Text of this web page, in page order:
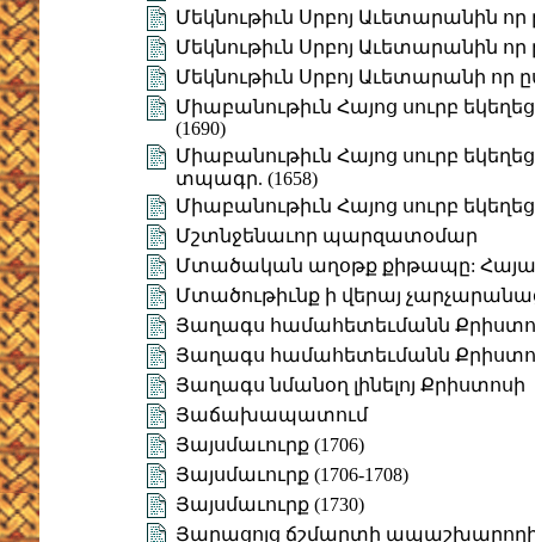
Մեկնութիւն Սրբոյ Աւետարանին որ
Մեկնութիւն Սրբոյ Աւետարանին որ
Մեկնութիւն Սրբոյ Աւետարանի որ
Միաբանութիւն Հայոց սուրբ
(1690)
Միաբանութիւն Հայոց սուրբ
տպագր. (1658)
Միաբանութիւն Հայոց սուրբ
Մշտնջենաւոր պարզատօմար
Մտածական աղօթք քիթապը:
Մտածութիւնք ի վերայ
Յաղագս համահետեւմանն
Յաղագս համահետեւմանն
Յաղագս նմանօղ լինելոյ Քրիստոսի
Յաճախապատում
Յայսմաւուրք (1706)
Յայսմաւուրք (1706-1708)
Յայսմաւուրք (1730)
Յարացոյց ճշմարտի